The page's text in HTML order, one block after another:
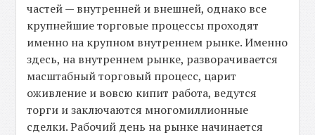
частей — внутренней и внешней, однако все
крупнейшие торговые процессы проходят
именно на крупном внутреннем рынке. Именно
здесь, на внутреннем рынке, разворачивается
масштабный торговый процесс, царит
оживление и вовсю кипит работа, ведутся
торги и заключаются многомиллионные
сделки. Рабочий день на рынке начинается